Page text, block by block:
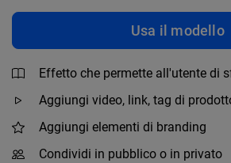
Usa il modello
Effetto che permette all'utente di
Aggiungi video, link, tag di
Aggiungi elementi di branding
Condividi in pubblico o in privato